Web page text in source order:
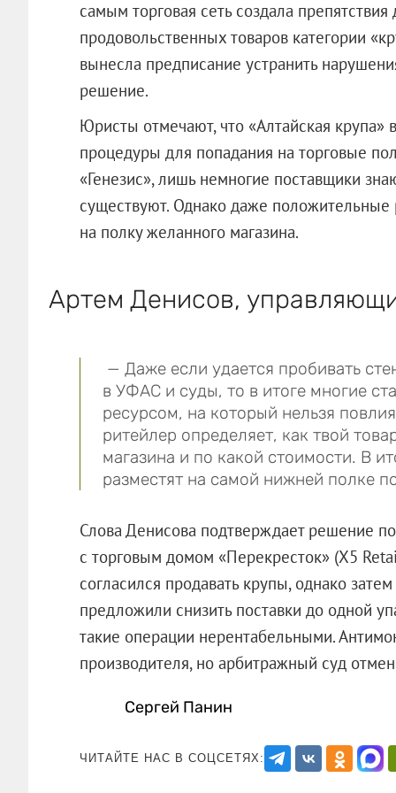
самым торговая сеть создала
продовольственных товаров категории
вынесла предписание устранить
решение.
Юристы отмечают, что «Алтайская
процедуры для попадания на торговые
«Генезис», лишь немногие поставщики
существуют. Однако даже положительные
на полку желанного магазина.
Артем Денисов,
— Даже если удается пробивать
в УФАС и суды, то в итоге многие
ресурсом, на который нельзя
ритейлер определяет, как твой
магазина и по какой стоимости. В
разместят на самой нижней полке
Слова Денисова подтверждает решение
с торговым домом «Перекресток» (Х5
согласился продавать крупы, однако
предложили снизить поставки до одной
такие операции нерентабельными.
производителя, но арбитражный суд
Сергей Панин
ЧИТАЙТЕ НАС В СОЦСЕТЯХ: